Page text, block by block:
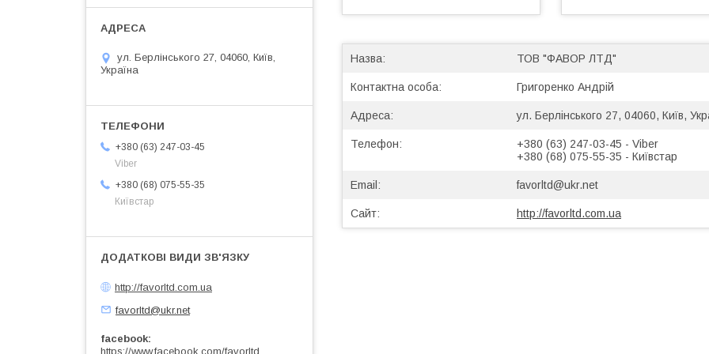
ТОВ "ФАВОР ЛТД"
Григоренко Андрій
ул. Берлінського 27, 04060, Київ,
+380 (63) 247-03-45
Viber
+380 (68) 075-55-35
Київстар
favorltd@ukr.net
http://favorltd.com.ua
ул. Берлінського 27, 04060, Київ,
Україна
+380 (63) 247-03-45
Viber
+380 (68) 075-55-35
Київстар
http://favorltd.com.ua
favorltd@ukr.net
facebook
https://www.facebook.com/favorltd